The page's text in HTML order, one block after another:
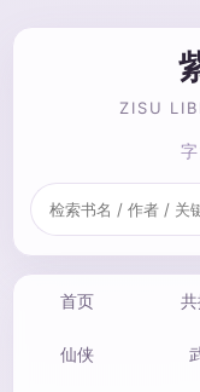
ZISU
首页
仙侠